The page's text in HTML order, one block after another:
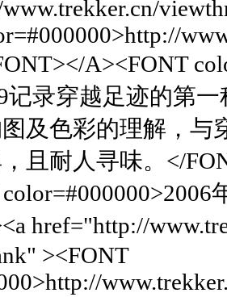
A><FONT
记录穿越足迹的第
及色彩的理解，与
且耐人寻味。</
href="http://
><FONT